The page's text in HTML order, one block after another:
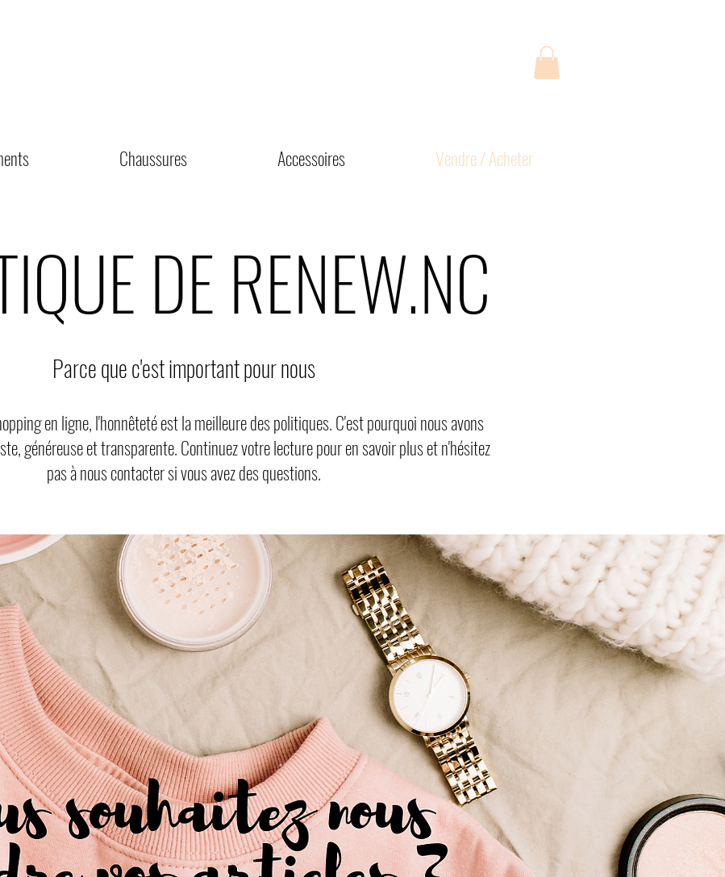
Chaussures Accessoires Vendre / Acheter
DE RENEW.NC
Parce que c'est important pour nous
en ligne, l'honnêteté est la meilleure des politiques. C'est pourquoi nous avons
généreuse et transparente. Continuez votre lecture pour en savoir plus et n'hésitez
pas à nous contacter si vous avez des questions.